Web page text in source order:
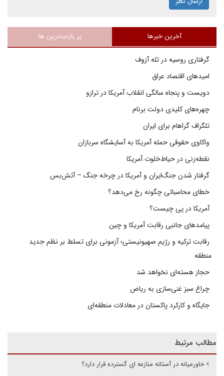
آخرین خبرها پر بازدیدترین ها
گرفتاری روسیه در تله آزوف
امیدهای اقتصاد عراق
دویست و پنجاه سالگی انقلاب آمریکا در ترازو
چهره‌های کلیدی دولت برنام
تلگراف گراهام برای ایران
واکاوی حقوقی حمله آمریکا به آسایشگاه سربازان
نقطه‌زنی در حیاط‌خلوت آمریکا
گرفتار شدن جنگ‌ایران و آمریکا در چرخه جنگ – آتش‌بس
خطای محاسباتی چگونه رخ می‌دهد؟
آمریکا در پی چیست؟
پیامدهای جانبی رقابت آمریکا و چین
رقابت ترکیه و رژیم صهیونیستی؛ آزمونی برای تسلط بر نظم جدید
منطقه
حجاز هسته‌ای نخواهد شد
چراغ سبز غنی‌سازی به ریاض
جایگاه و کارکرد پاکستان در معادلات منطقه‌ای
مطالب مرتبط
خاورمیانه در آستانه منازعه ای گسترده قرار دارد؟